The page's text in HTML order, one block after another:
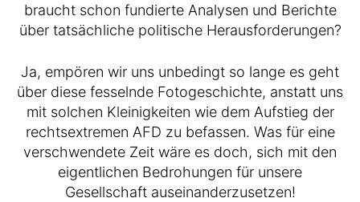
braucht schon fundierte Analysen und Berichte
über tatsächliche politische Herausforderungen?
Ja, empören wir uns unbedingt so lange es geht
über diese fesselnde Fotogeschichte, anstatt uns
mit solchen Kleinigkeiten wie dem Aufstieg der
rechtsextremen AFD zu befassen. Was für eine
verschwendete Zeit wäre es doch, sich mit den
eigentlichen Bedrohungen für unsere
Gesellschaft auseinanderzusetzen!